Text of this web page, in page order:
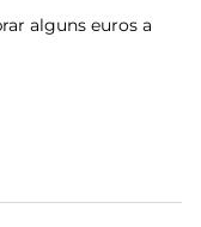
alguns euros a